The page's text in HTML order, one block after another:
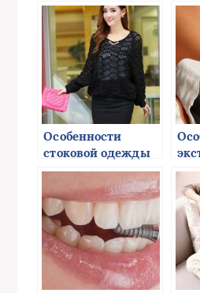
флористики
Особенности
стоковой одежды